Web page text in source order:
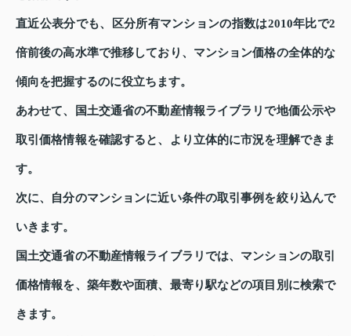
直近公表分でも、区分所有マンションの指数は2010年比で2
倍前後の高水準で推移しており、マンション価格の全体的な
傾向を把握するのに役立ちます。
あわせて、国土交通省の不動産情報ライブラリで地価公示や
取引価格情報を確認すると、より立体的に市況を理解できま
す。
次に、自分のマンションに近い条件の取引事例を絞り込んで
いきます。
国土交通省の不動産情報ライブラリでは、マンションの取引
価格情報を、築年数や面積、最寄り駅などの項目別に検索で
きます。